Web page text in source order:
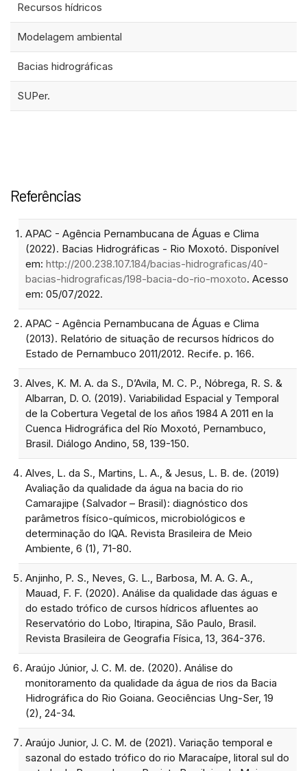
Recursos hídricos
Modelagem ambiental
Bacias hidrográficas
SUPer.
Referências
APAC - Agência Pernambucana de Águas e Clima
(2022). Bacias Hidrográficas - Rio Moxotó. Disponível
em: http://200.238.107.184/bacias-hidrograficas/40-
bacias-hidrograficas/198-bacia-do-rio-moxoto. Acesso
em: 05/07/2022.
APAC - Agência Pernambucana de Águas e Clima
(2013). Relatório de situação de recursos hídricos do
Estado de Pernambuco 2011/2012. Recife. p. 166.
Alves, K. M. A. da S., D’Avila, M. C. P., Nóbrega, R. S. &
Albarran, D. O. (2019). Variabilidad Espacial y Temporal
de la Cobertura Vegetal de los años 1984 A 2011 en la
Cuenca Hidrográfica del Río Moxotó, Pernambuco,
Brasil. Diálogo Andino, 58, 139-150.
Alves, L. da S., Martins, L. A., & Jesus, L. B. de. (2019)
Avaliação da qualidade da água na bacia do rio
Camarajipe (Salvador – Brasil): diagnóstico dos
parâmetros físico-químicos, microbiológicos e
determinação do IQA. Revista Brasileira de Meio
Ambiente, 6 (1), 71-80.
Anjinho, P. S., Neves, G. L., Barbosa, M. A. G. A.,
Mauad, F. F. (2020). Análise da qualidade das águas e
do estado trófico de cursos hídricos afluentes ao
Reservatório do Lobo, Itirapina, São Paulo, Brasil.
Revista Brasileira de Geografia Física, 13, 364-376.
Araújo Júnior, J. C. M. de. (2020). Análise do
monitoramento da qualidade da água de rios da Bacia
Hidrográfica do Rio Goiana. Geociências Ung-Ser, 19
(2), 24-34.
Araújo Junior, J. C. M. de (2021). Variação temporal e
sazonal do estado trófico do rio Maracaípe, litoral sul do